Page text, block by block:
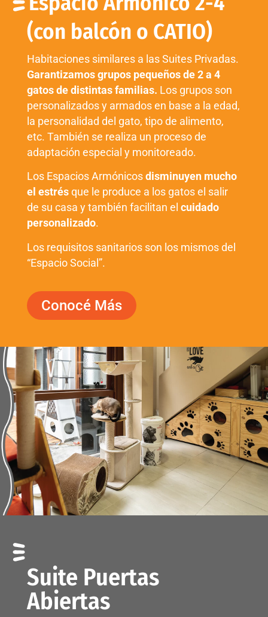
(con balcón o CATIO)
Habitaciones similares a las Suites Privadas.
Garantizamos grupos pequeños de 2 a 4
gatos de distintas familias. Los grupos son
personalizados y armados en base a la edad,
la personalidad del gato, tipo de alimento,
etc. También se realiza un proceso de
adaptación especial y monitoreado.
Los Espacios Armónicos disminuyen mucho
el estrésque le produce a los gatos el salir
de su casa y también facilitan el cuidado
personalizado.
Los requisitos sanitarios son los mismos del
“Espacio Social”.
Conocé Más
Suite Puertas
Abiertas